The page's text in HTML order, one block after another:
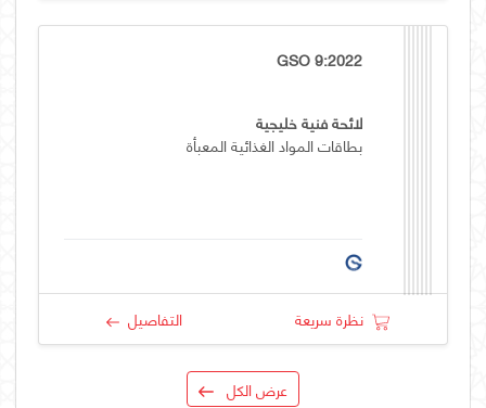
GSO 9:2022
لائحة فنية خليجية
بطاقات المواد الغذائية المعبأة
نظرة سريعة التفاصيل
عرض الكل